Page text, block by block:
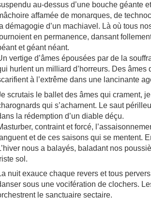
au-dessus d’une bouche géante
affamée de monarques, de
démagogie d’un machiavel. Là où tous
en permanence, dansant
et géant néant.
vertige d’âmes épousées par de la
hurlent un milliard d’horreurs. Des âmes
à l’extrême dans une lancinante
scrutais le ballet des âmes qui crament,
qui s’acharnent. Le saut
la rédemption d’un diable déçu.
contraint et forcé,
et de ces saisons qui se mentent.
nous a balayés, baladant nos
sol.
nuit exauce chaque revers et tous
sous une vocifération de clochers.
le sanctuaire sectaire.